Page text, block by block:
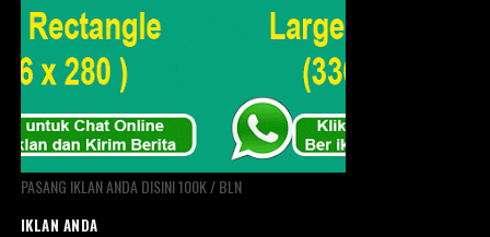
PASANG IKLAN ANDA DISINI 100K / BLN
IKLAN ANDA